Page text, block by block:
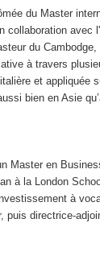
du Master
collaboration avec
du
à travers
et appliquée
bien en Asie
Master en
à la London
à
puis directrice-